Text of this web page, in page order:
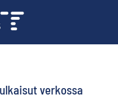
verkossa